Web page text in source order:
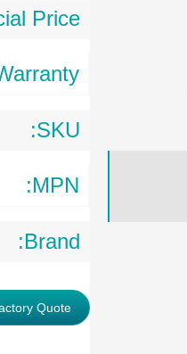
Price:
SKU:
MPN:
Brand:
Quote